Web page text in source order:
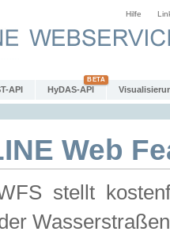
Hilfe
API HyDAS-API
Web
stellt